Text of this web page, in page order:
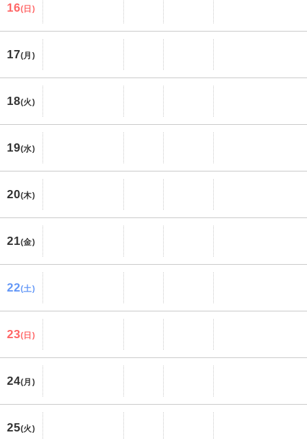
16(日)
17(月)
18(火)
19(水)
20(木)
21(金)
22(土)
23(日)
24(月)
25(火)